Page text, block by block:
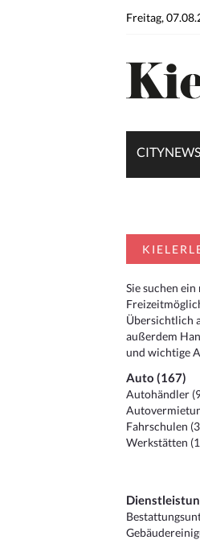
Freitag,
CITYNEWS
Sie suchen
Übersichtlich
außerdem
und wichtige
Auto (167)
Autohändler
Fahrschulen
Werkstätten